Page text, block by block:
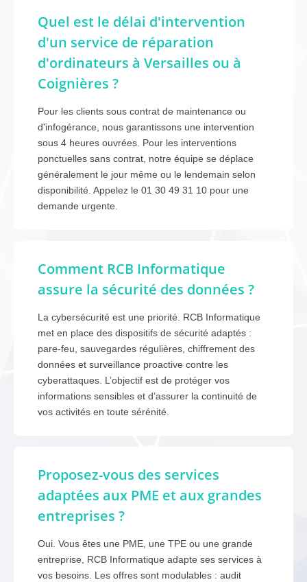
Quel est le délai d'intervention
d'un service de réparation
d'ordinateurs à Versailles ou à
Coignières ?
Pour les clients sous contrat de maintenance ou
d'infogérance, nous garantissons une intervention
sous 4 heures ouvrées. Pour les interventions
ponctuelles sans contrat, notre équipe se déplace
généralement le jour même ou le lendemain selon
disponibilité. Appelez le 01 30 49 31 10 pour une
demande urgente.
Comment RCB Informatique
assure la sécurité des données ?
La cybersécurité est une priorité. RCB Informatique
met en place des dispositifs de sécurité adaptés :
pare-feu, sauvegardes régulières, chiffrement des
données et surveillance proactive contre les
cyberattaques. L’objectif est de protéger vos
informations sensibles et d’assurer la continuité de
vos activités en toute sérénité.
Proposez-vous des services
adaptées aux PME et aux grandes
entreprises ?
Oui. Vous êtes une PME, une TPE ou une grande
entreprise, RCB Informatique adapte ses services à
vos besoins. Les offres sont modulables : audit